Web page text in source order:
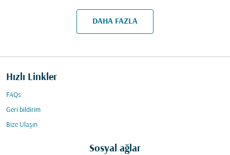
DAHA FAZLA
Hızlı Linkler
FAQs
Geri bildirim
Bize Ulaşın
Sosyal ağlar